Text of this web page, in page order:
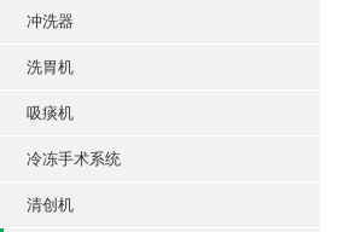
冲洗器
洗胃机
吸痰机
冷冻手术系统
清创机